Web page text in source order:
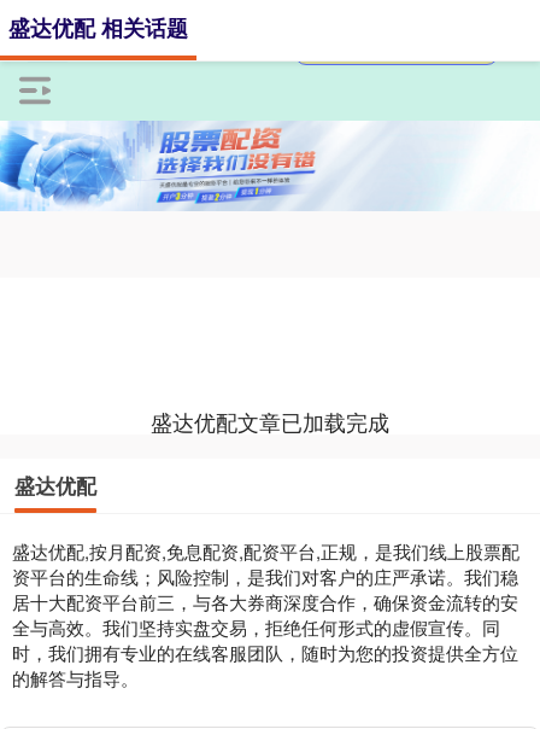
盛达优配 相关话题
盛达优配文章已加载完成
盛达优配
盛达优配,按月配资,免息配资,配资平台,正规，是我们线上股票配
资平台的生命线；风险控制，是我们对客户的庄严承诺。我们稳
居十大配资平台前三，与各大券商深度合作，确保资金流转的安
全与高效。我们坚持实盘交易，拒绝任何形式的虚假宣传。同
时，我们拥有专业的在线客服团队，随时为您的投资提供全方位
的解答与指导。